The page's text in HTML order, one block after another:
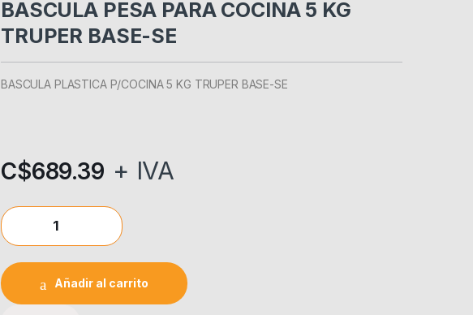
BASCULA PESA PARA COCINA 5 KG
TRUPER BASE-SE
BASCULA PLASTICA P/COCINA 5 KG TRUPER BASE-SE
C$689.39 + IVA
BASCULA PESA PARA COCINA 5 KG TRUPER BASE-SE quantity
Añadir al carrito